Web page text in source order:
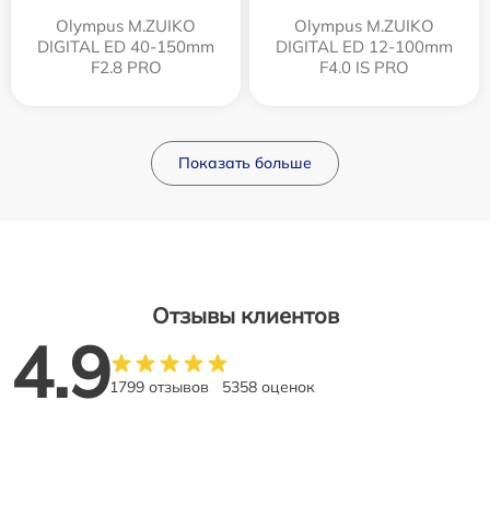
Olympus M.ZUIKO
DIGITAL ED 40-150mm
F2.8 PRO
Olympus M.ZUIKO
DIGITAL ED 12‑100mm
F4.0 IS PRO
Показать больше
Отзывы клиентов
4.91799 отзывов 5358 оценок